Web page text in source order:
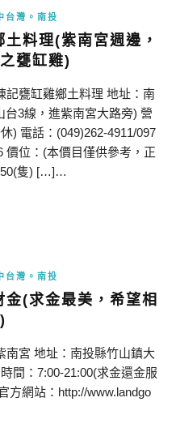
台灣。南投
料理(紫南宮週邊，
甕缸雞)
甕缸雞鄉土料理 地址：南
3線，進紫南宮大路旁) 營
) 電話：(049)262-4911/097
價位：(本價目僅供參考，正
隻) […]…
台灣。南投
(求金最美，希望相
宮 地址：南投縣竹山鎮大
間：7:00-21:00(求金還金服
方網站：http://www.landgo